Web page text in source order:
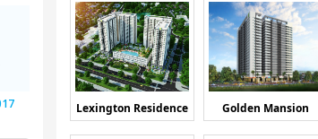
Lexington Residence Golden Mansion